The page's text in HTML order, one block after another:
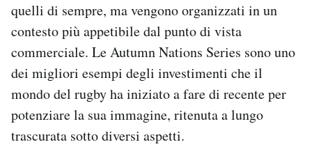
quelli di sempre, ma vengono organizzati in un
contesto più appetibile dal punto di vista
commerciale. Le Autumn Nations Series sono uno
dei migliori esempi degli investimenti che il
mondo del rugby ha iniziato a fare di recente per
potenziare la sua immagine, ritenuta a lungo
trascurata sotto diversi aspetti.